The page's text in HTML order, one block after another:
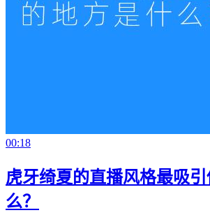
00:18
虎牙绮夏的直播风格最吸
么？